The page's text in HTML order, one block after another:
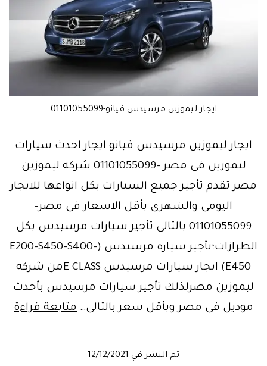
ايجار ليموزين مرسيدس فيانو-01101055099
ايجار ليموزين مرسيدس فيانو ايجار احدث سيارات
ليموزين فى مصر -01101055099 شركه ليموزين
مصر تقدم تأجير جميع السيارات بكل انواعها للايجار
اليومى والشهرى بأقل الاسعار فى مصر-
01101055099 بالتالى تأجير سيارات مرسيدس بكل
الطرازات؛تأجير سياره مرسيدس (E200-S450-S400-
E450) ايجار سيارات مرسيدس E CLASSمن شركه
ليموزين مصرلذلك تأجير سيارات مرسيدس بأحدث
موديل فى مصر وبأقل سعر بالتالى… متابعة قراءة
تم النشر في 12/12/2021